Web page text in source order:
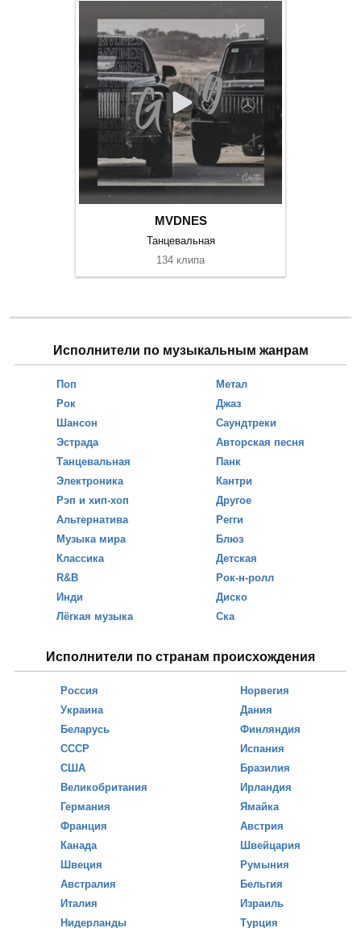
MVDNES
Танцевальная
134 клипа
Исполнители по музыкальным жанрам
Поп
Рок
Шансон
Эстрада
Танцевальная
Электроника
Рэп и хип-хоп
Альтернатива
Музыка мира
Классика
R&B
Инди
Лёгкая музыка
Метал
Джаз
Саундтреки
Авторская песня
Панк
Кантри
Другое
Регги
Блюз
Детская
Рок-н-ролл
Диско
Ска
Исполнители по странам происхождения
Россия
Украина
Беларусь
СССР
США
Великобритания
Германия
Франция
Канада
Швеция
Австралия
Италия
Нидерланды
Норвегия
Дания
Финляндия
Испания
Бразилия
Ирландия
Ямайка
Австрия
Швейцария
Румыния
Бельгия
Израиль
Турция